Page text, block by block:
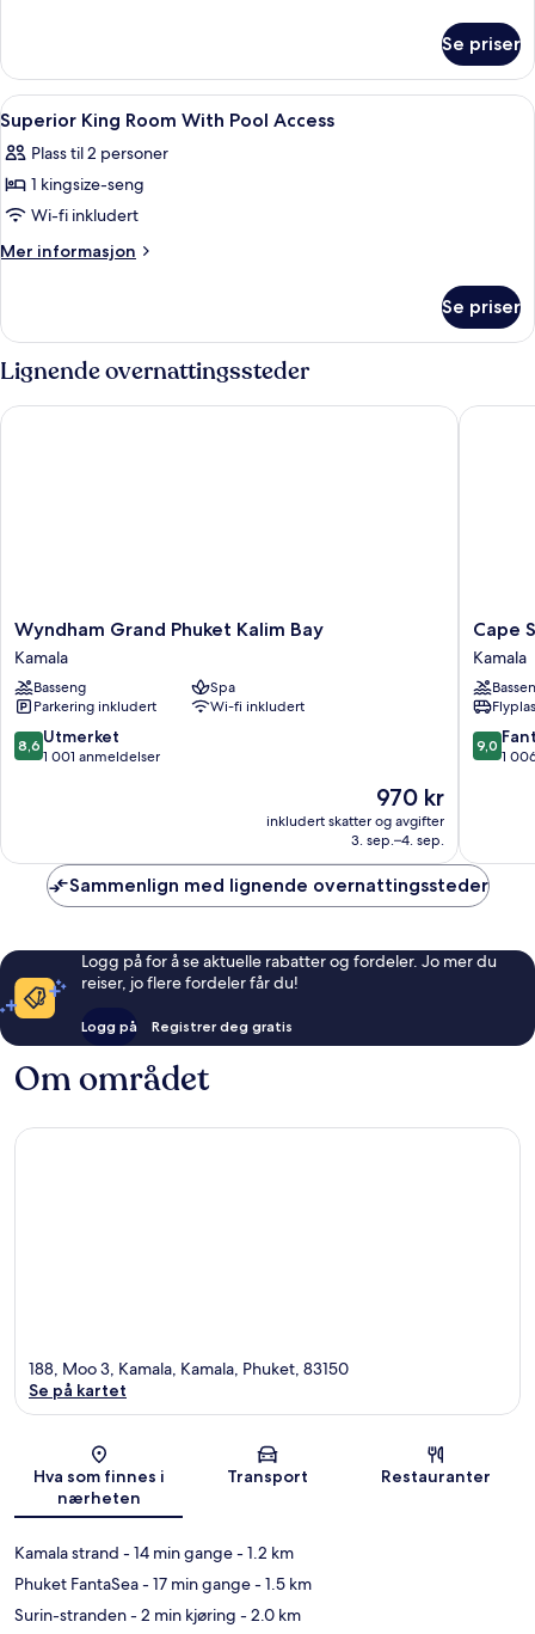
Single
Beds
Room
With
2
Single
Beds
Se priser
Åpne
alle
bildene
av
Superior
King
Pool
Dundyner, minibar, safe på rommet
2
Superior King Room With Pool Access
Plass til 2 personer
1 kingsize-seng
Wi-fi inkludert
Mer informasjon
Mer
King
Room
With
Pool
Access
Se priser
Lignende overnattingssteder
Wyndham
Grand
Phuket
Kalim
Bay
Kamala
Wyndham Grand Phuket Kalim Bay
Kamala
Basseng
Spa
Parkering inkludert
Wi-fi inkludert
8.6
av
8,6 Utmerket
1 001 anmeldelser
Prisen
970 kr
970 kr
inkludert skatter og avgifter
3. sep.–4. sep.
Wyndham Grand Phuket Kalim Bay
Cape
Sienna
Hotel
&
Villas
Kamala
Cape
Kamala
9.0
av
9,0
1
Cape
Sammenlign med lignende overnattingssteder
Logg på for å se aktuelle rabatter og fordeler. Jo mer du
reiser, jo flere fordeler får du!
Logg på Registrer deg gratis
Om området
Kart
188, Moo 3, Kamala, Kamala, Phuket, 83150
Se på kartet
Hva som finnes i
nærheten
Transport Restauranter
Kamala strand - 14 min gange- 1.2 km
Phuket FantaSea- 17 min gange- 1.5 km
Surin-stranden- 2 min kjøring - 2.0 km